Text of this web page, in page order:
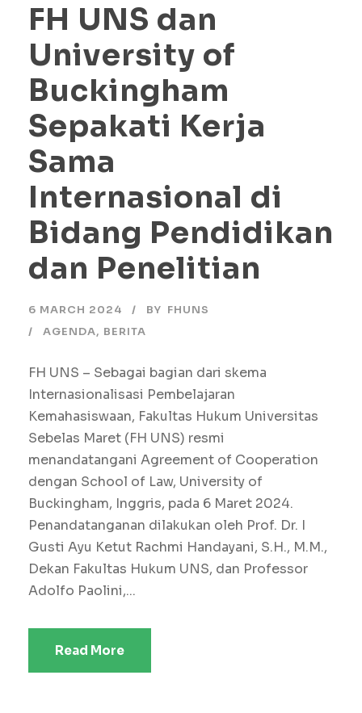
FH UNS dan
University of
Buckingham
Sepakati Kerja
Sama
Internasional di
Bidang Pendidikan
dan Penelitian
6 MARCH 2024 BY FHUNS
AGENDA, BERITA
FH UNS – Sebagai bagian dari skema
Internasionalisasi Pembelajaran
Kemahasiswaan, Fakultas Hukum Universitas
Sebelas Maret (FH UNS) resmi
menandatangani Agreement of Cooperation
dengan School of Law, University of
Buckingham, Inggris, pada 6 Maret 2024.
Penandatanganan dilakukan oleh Prof. Dr. I
Gusti Ayu Ketut Rachmi Handayani, S.H., M.M.,
Dekan Fakultas Hukum UNS, dan Professor
Adolfo Paolini,...
Read More